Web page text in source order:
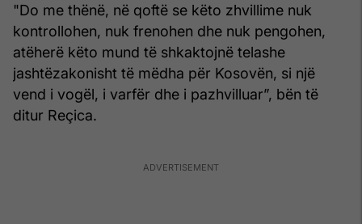
"Do me thënë, në qoftë se këto zhvillime nuk
kontrollohen, nuk frenohen dhe nuk pengohen,
atëherë këto mund të shkaktojnë telashe
jashtëzakonisht të mëdha për Kosovën, si një
vend i vogël, i varfër dhe i pazhvilluar”, bën të
ditur Reçica.